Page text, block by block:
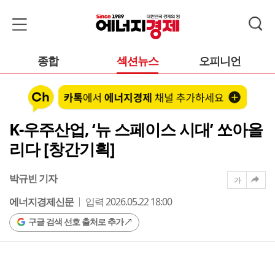
종합 섹션뉴스 오피니언
K-우주산업, ‘뉴 스페이스 시대’ 쏘아올
리다 [창간기획]
박규빈 기자
에너지경제신문
입력 2026.05.22 18:00
구글 검색 선호 출처로 추가
가